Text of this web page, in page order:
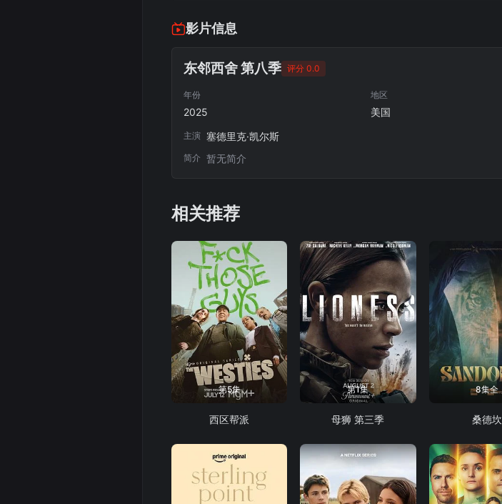
影片信息
东邻西舍 第八季 评分 0.0
年份
2025
地区
美国
主演 塞德里克·凯尔斯
简介 暂无简介
相关推荐
第5集
西区帮派
第1集
母狮 第三季
8集全
桑德坎